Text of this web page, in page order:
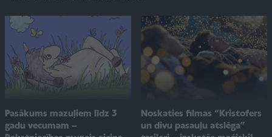
Pasākums mazuļiem līdz 3
gadu vecumam –
Noskaties filmas “Kristofers
un divu pasauļu atslēga”